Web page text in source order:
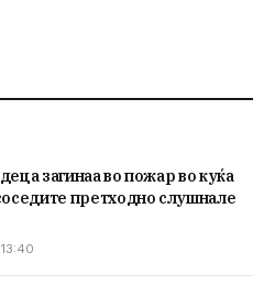
загинаа во пожар во куќа
претходно слушнале